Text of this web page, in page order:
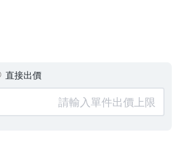
直接出價